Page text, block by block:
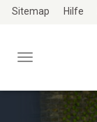
ZumSitemap Hilfe
Menü